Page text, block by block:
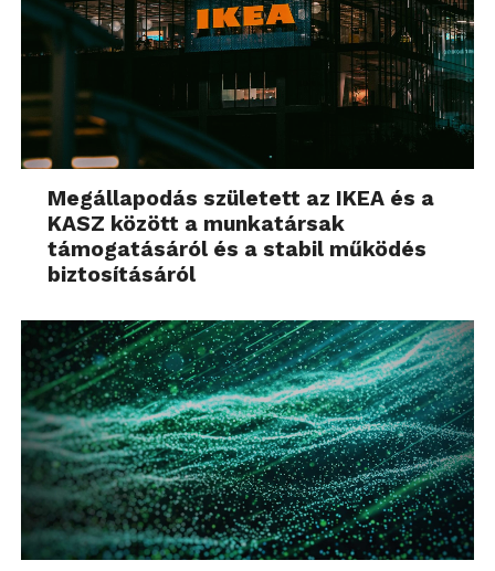
Megállapodás született az IKEA és a
KASZ között a munkatársak
támogatásáról és a stabil működés
biztosításáról